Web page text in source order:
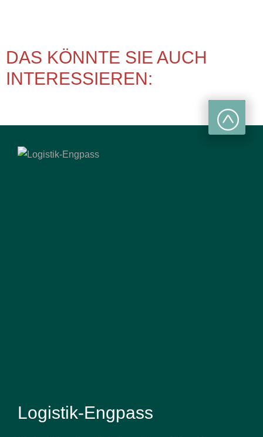
DAS KÖNNTE SIE AUCH
INTERESSIEREN:
Logistik-Engpass